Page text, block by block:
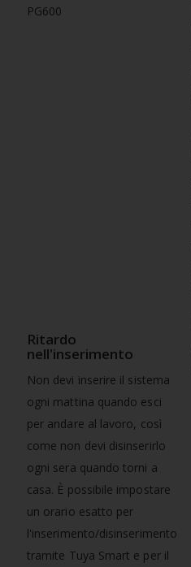
Ritardo
nell'inserimento
Non devi inserire il sistema
ogni mattina quando esci
per andare al lavoro, così
come non devi disinserirlo
ogni sera quando torni a
casa. È possibile impostare
un orario esatto per
l'inserimento/disinserimento
tramite Tuya Smart e per il